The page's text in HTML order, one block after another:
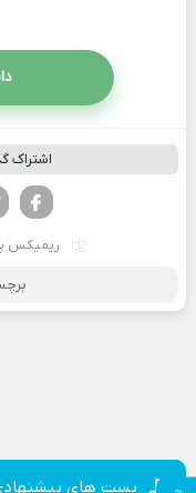
اشتراک
ریمیکس
پست های